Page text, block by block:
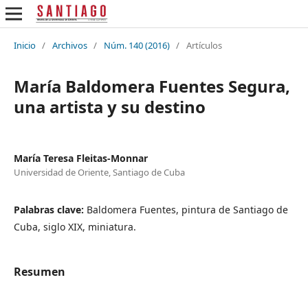
Inicio / Archivos / Núm. 140 (2016) / Artículos
María Baldomera Fuentes Segura,
una artista y su destino
María Teresa Fleitas-Monnar
Universidad de Oriente, Santiago de Cuba
Palabras clave: Baldomera Fuentes, pintura de Santiago de
Cuba, siglo XIX, miniatura.
Resumen